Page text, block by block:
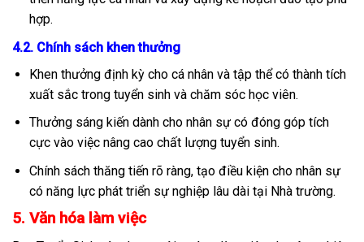
hợp.
4.2. Chính sách khen thưởng
Khen thưởng định kỳ cho cá nhân và tập thể có thành tích
xuất sắc trong tuyển sinh và chăm sóc học viên.
Thưởng sáng kiến dành cho nhân sự có đóng góp tích
cực vào việc nâng cao chất lượng tuyển sinh.
Chính sách thăng tiến rõ ràng, tạo điều kiện cho nhân sự
có năng lực phát triển sự nghiệp lâu dài tại Nhà trường.
5. Văn hóa làm việc